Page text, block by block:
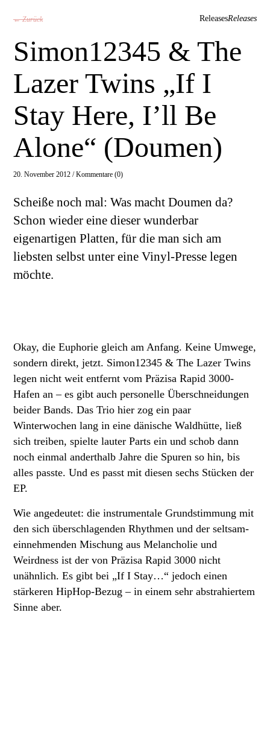
← Zurück ReleasesReleases
Simon12345 & The
Lazer Twins „If I
Stay Here, I’ll Be
Alone“ (Doumen)
20. November 2012 /Kommentare (0)
Scheiße noch mal: Was macht Doumen da?
Schon wieder eine dieser wunderbar
eigenartigen Platten, für die man sich am
liebsten selbst unter eine Vinyl-Presse legen
möchte.
Okay, die Euphorie gleich am Anfang. Keine Umwege,
sondern direkt, jetzt. Simon12345 & The Lazer Twins
legen nicht weit entfernt vom Präzisa Rapid 3000-
Hafen an – es gibt auch personelle Überschneidungen
beider Bands. Das Trio hier zog ein paar
Winterwochen lang in eine dänische Waldhütte, ließ
sich treiben, spielte lauter Parts ein und schob dann
noch einmal anderthalb Jahre die Spuren so hin, bis
alles passte. Und es passt mit diesen sechs Stücken der
EP.
Wie angedeutet: die instrumentale Grundstimmung mit
den sich überschlagenden Rhythmen und der seltsam-
einnehmenden Mischung aus Melancholie und
Weirdness ist der von Präzisa Rapid 3000 nicht
unähnlich. Es gibt bei „If I Stay…“ jedoch einen
stärkeren HipHop-Bezug – in einem sehr abstrahiertem
Sinne aber.